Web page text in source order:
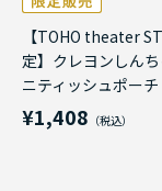
【TOHO theater
定】クレヨンしん
ニティッシュポーチ
¥1,408